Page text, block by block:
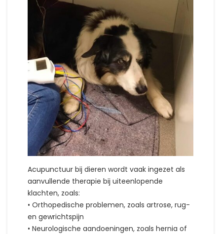
Acupunctuur bij dieren wordt vaak ingezet als
aanvullende therapie bij uiteenlopende
klachten, zoals:
• Orthopedische problemen, zoals artrose, rug-
en gewrichtspijn
• Neurologische aandoeningen, zoals hernia of